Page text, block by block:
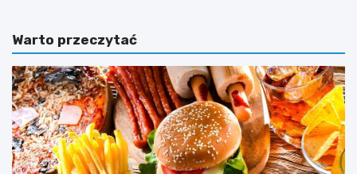
w
i
n
n
a
w
y
g
l
e
o
d
ż
y
w
i
a
n
Warto przeczytać